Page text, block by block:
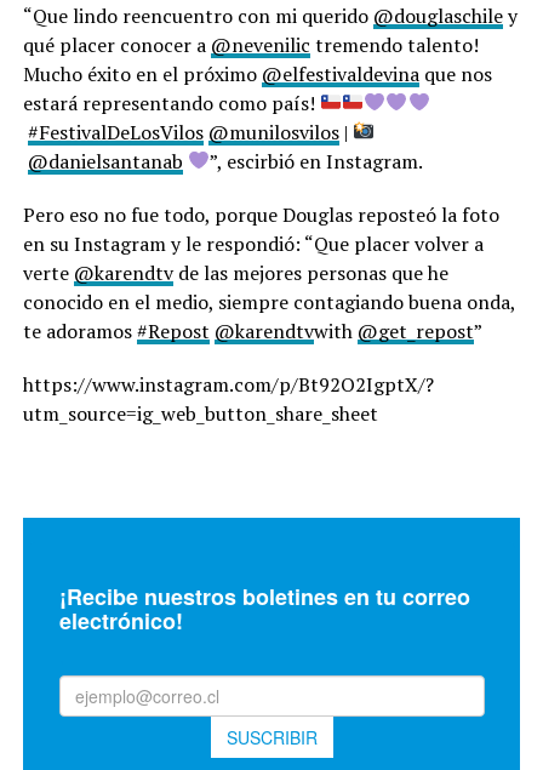
“Que lindo reencuentro con mi querido @douglaschiley
qué placer conocer a @nevenilic tremendo talento!
Mucho éxito en el próximo @elfestivaldevinaque nos
estará representando como país!
#FestivalDeLosVilos @munilosvilos|
@danielsantanab
”, escirbió en Instagram.
Pero eso no fue todo, porque Douglas reposteó la foto
en su Instagram y le respondió: “Que placer volver a
verte @karendtvde las mejores personas que he
conocido en el medio, siempre contagiando buena onda,
te adoramos#Repost @karendtvwith @get_repost”
https://www.instagram.com/p/Bt92O2IgptX/?
utm_source=ig_web_button_share_sheet